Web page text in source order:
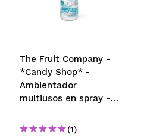
The Fruit Company -
*Candy Shop* -
Ambientador
multiusos en spray -
(1)